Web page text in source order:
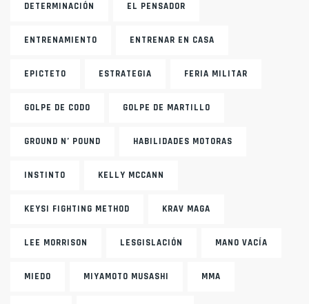
DETERMINACIÓN EL PENSADOR
ENTRENAMIENTO ENTRENAR EN CASA
EPICTETO ESTRATEGIA FERIA MILITAR
GOLPE DE CODO GOLPE DE MARTILLO
GROUND N’ POUND HABILIDADES MOTORAS
INSTINTO KELLY MCCANN
KEYSI FIGHTING METHOD KRAV MAGA
LEE MORRISON LESGISLACIÓN MANO VACÍA
MIEDO MIYAMOTO MUSASHI MMA